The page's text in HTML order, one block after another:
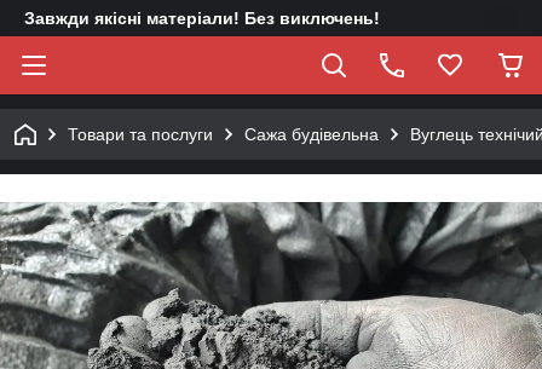
Завжди якісні матеріали! Без виключень!
Товари та послуги Сажа будівельна Вуглець